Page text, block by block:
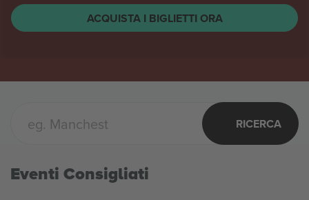
ACQUISTA I BIGLIETTI ORA
RICERCA
Eventi Consigliati